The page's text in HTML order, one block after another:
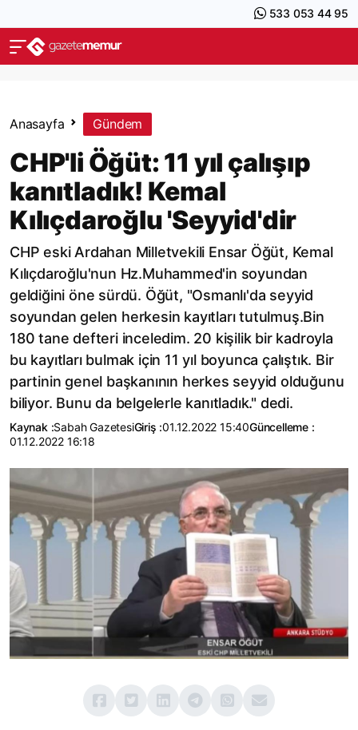
533 053 44 95
Anasayfa Gündem
CHP'li Öğüt: 11 yıl çalışıp
kanıtladık! Kemal
Kılıçdaroğlu 'Seyyid'dir
CHP eski Ardahan Milletvekili Ensar Öğüt, Kemal
Kılıçdaroğlu'nun Hz.Muhammed'in soyundan
geldiğini öne sürdü. Öğüt, "Osmanlı'da seyyid
soyundan gelen herkesin kayıtları tutulmuş.Bin
180 tane defteri inceledim. 20 kişilik bir kadroyla
bu kayıtları bulmak için 11 yıl boyunca çalıştık. Bir
partinin genel başkanının herkes seyyid olduğunu
biliyor. Bunu da belgelerle kanıtladık." dedi.
Kaynak :Sabah GazetesiGiriş :01.12.2022 15:40Güncelleme :
01.12.2022 16:18